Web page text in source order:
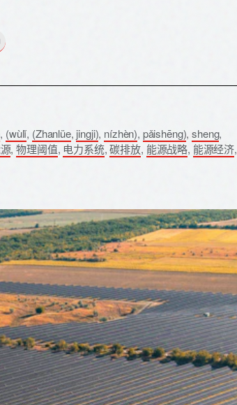
, (wùlǐ, (Zhanlüe, jingji), nízhèn), pǎishēng),sheng,
,物理阈值, 电力系统,碳排放, 能源战略, 能源经济,